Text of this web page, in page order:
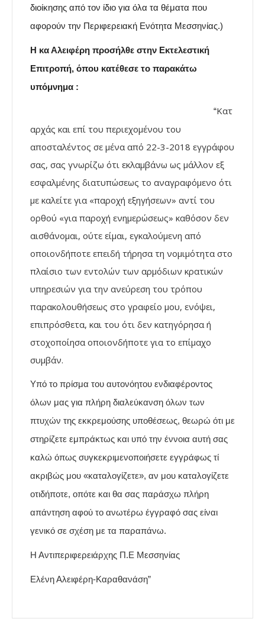
διοίκησης από τον ίδιο για όλα τα θέματα που
αφορούν την Περιφερειακή Ενότητα Μεσσηνίας.)
Η κα Αλειφέρη προσήλθε στην Εκτελεστική
Επιτροπή, όπου κατέθεσε το παρακάτω
υπόμνημα :
“Κατ
αρχάς και επί του περιεχομένου του
αποσταλέντος σε μένα από 22-3-2018 εγγράφου
σας, σας γνωρίζω ότι εκλαμβάνω ως μάλλον εξ
εσφαλμένης διατυπώσεως το αναγραφόμενο ότι
με καλείτε για «παροχή εξηγήσεων» αντί του
ορθού «για παροχή ενημερώσεως» καθόσον δεν
αισθάνομαι, ούτε είμαι, εγκαλούμενη από
οποιονδήποτε επειδή τήρησα τη νομιμότητα στο
πλαίσιο των εντολών των αρμόδιων κρατικών
υπηρεσιών για την ανεύρεση του τρόπου
παρακολουθήσεως στο γραφείο μου, ενόψει,
επιπρόσθετα, και του ότι δεν κατηγόρησα ή
στοχοποίησα οποιονδήποτε για το επίμαχο
συμβάν.
Υπό το πρίσμα του αυτονόητου ενδιαφέροντος
όλων μας για πλήρη διαλεύκανση όλων των
πτυχών της εκκρεμούσης υποθέσεως, θεωρώ ότι με
στηρίζετε εμπράκτως και υπό την έννοια αυτή σας
καλώ όπως συγκεκριμενοποιήσετε εγγράφως τί
ακριβώς μου «καταλογίζετε», αν μου καταλογίζετε
οτιδήποτε, οπότε και θα σας παράσχω πλήρη
απάντηση αφού το ανωτέρω έγγραφό σας είναι
γενικό σε σχέση με τα παραπάνω.
Η Αντιπεριφερειάρχης Π.Ε Μεσσηνίας
Ελένη Αλειφέρη-Καραθανάση”